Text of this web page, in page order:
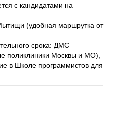
с кандидатами на
(удобная маршрутка от
срока: ДМС
поликлиники Москвы и МО),
в Школе программистов для